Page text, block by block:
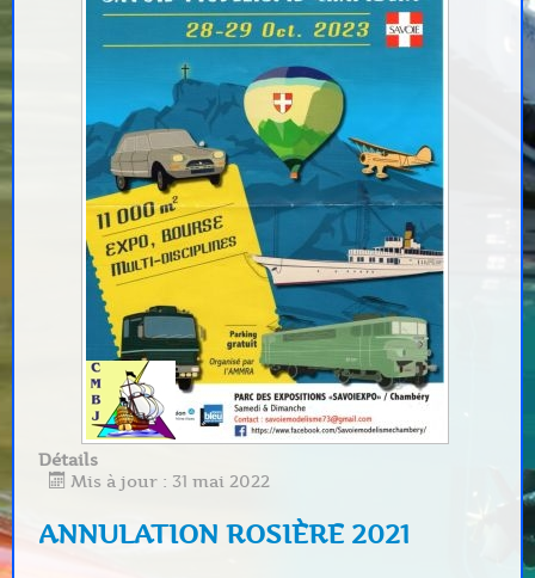
Détails
Mis à jour : 31 mai 2022
ANNULATION ROSIÈRE 2021